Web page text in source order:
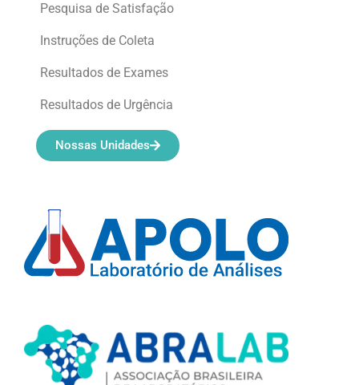
Pesquisa de Satisfação
Instruções de Coleta
Resultados de Exames
Resultados de Urgência
Nossas Unidades